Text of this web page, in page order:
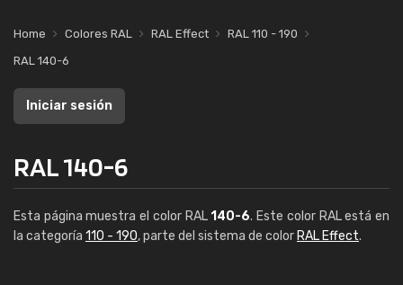
Home Colores RAL RAL Effect
RAL 110 - 190
RAL 140-6
Iniciar sesión
RAL 140-6
Esta página muestra el color RAL140-6. Este color RAL está en
la categoría 110 - 190, parte del sistema de color RAL Effect.